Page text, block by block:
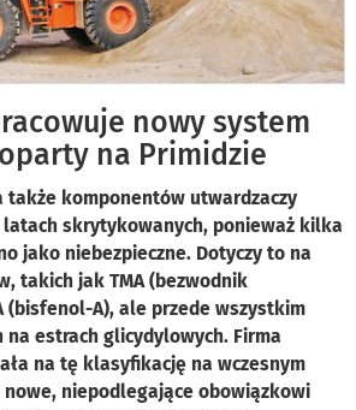
nowy system
na Primidzie
także komponentów utwardzaczy
skrytykowanych, ponieważ kilka
jako niebezpieczne. Dotyczy to na
takich jak TMA (bezwodnik
(bisfenol-A), ale przede wszystkim
estrach glicydylowych. Firma
na tę klasyfikację na wczesnym
nowe, niepodlegające obowiązkowi